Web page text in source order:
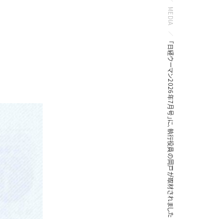
MEDIA
「日経ウーマン2026年7月号」に、執行役員の岡戸が取材されました